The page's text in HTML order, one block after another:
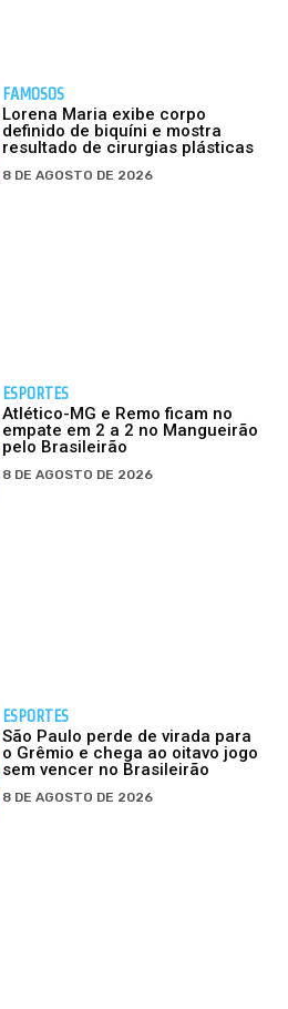
FAMOSOS
Lorena Maria exibe corpo
definido de biquíni e mostra
resultado de cirurgias plásticas
8 DE AGOSTO DE 2026
ESPORTES
Atlético-MG e Remo ficam no
empate em 2 a 2 no Mangueirão
pelo Brasileirão
8 DE AGOSTO DE 2026
ESPORTES
São Paulo perde de virada para
o Grêmio e chega ao oitavo jogo
sem vencer no Brasileirão
8 DE AGOSTO DE 2026